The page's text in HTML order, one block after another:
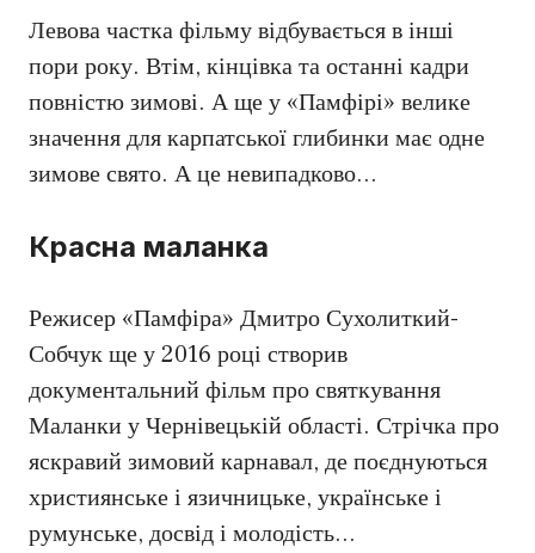
Левова частка фільму відбувається в інші
пори року. Втім, кінцівка та останні кадри
повністю зимові. А ще у «Памфірі» велике
значення для карпатської глибинки має одне
зимове свято. А це невипадково…
Красна маланка
Режисер «Памфіра» Дмитро Сухолиткий-
Собчук ще у 2016 році створив
документальний фільм про святкування
Маланки у Чернівецькій області. Стрічка про
яскравий зимовий карнавал, де поєднуються
християнське і язичницьке, українське і
румунське, досвід і молодість…